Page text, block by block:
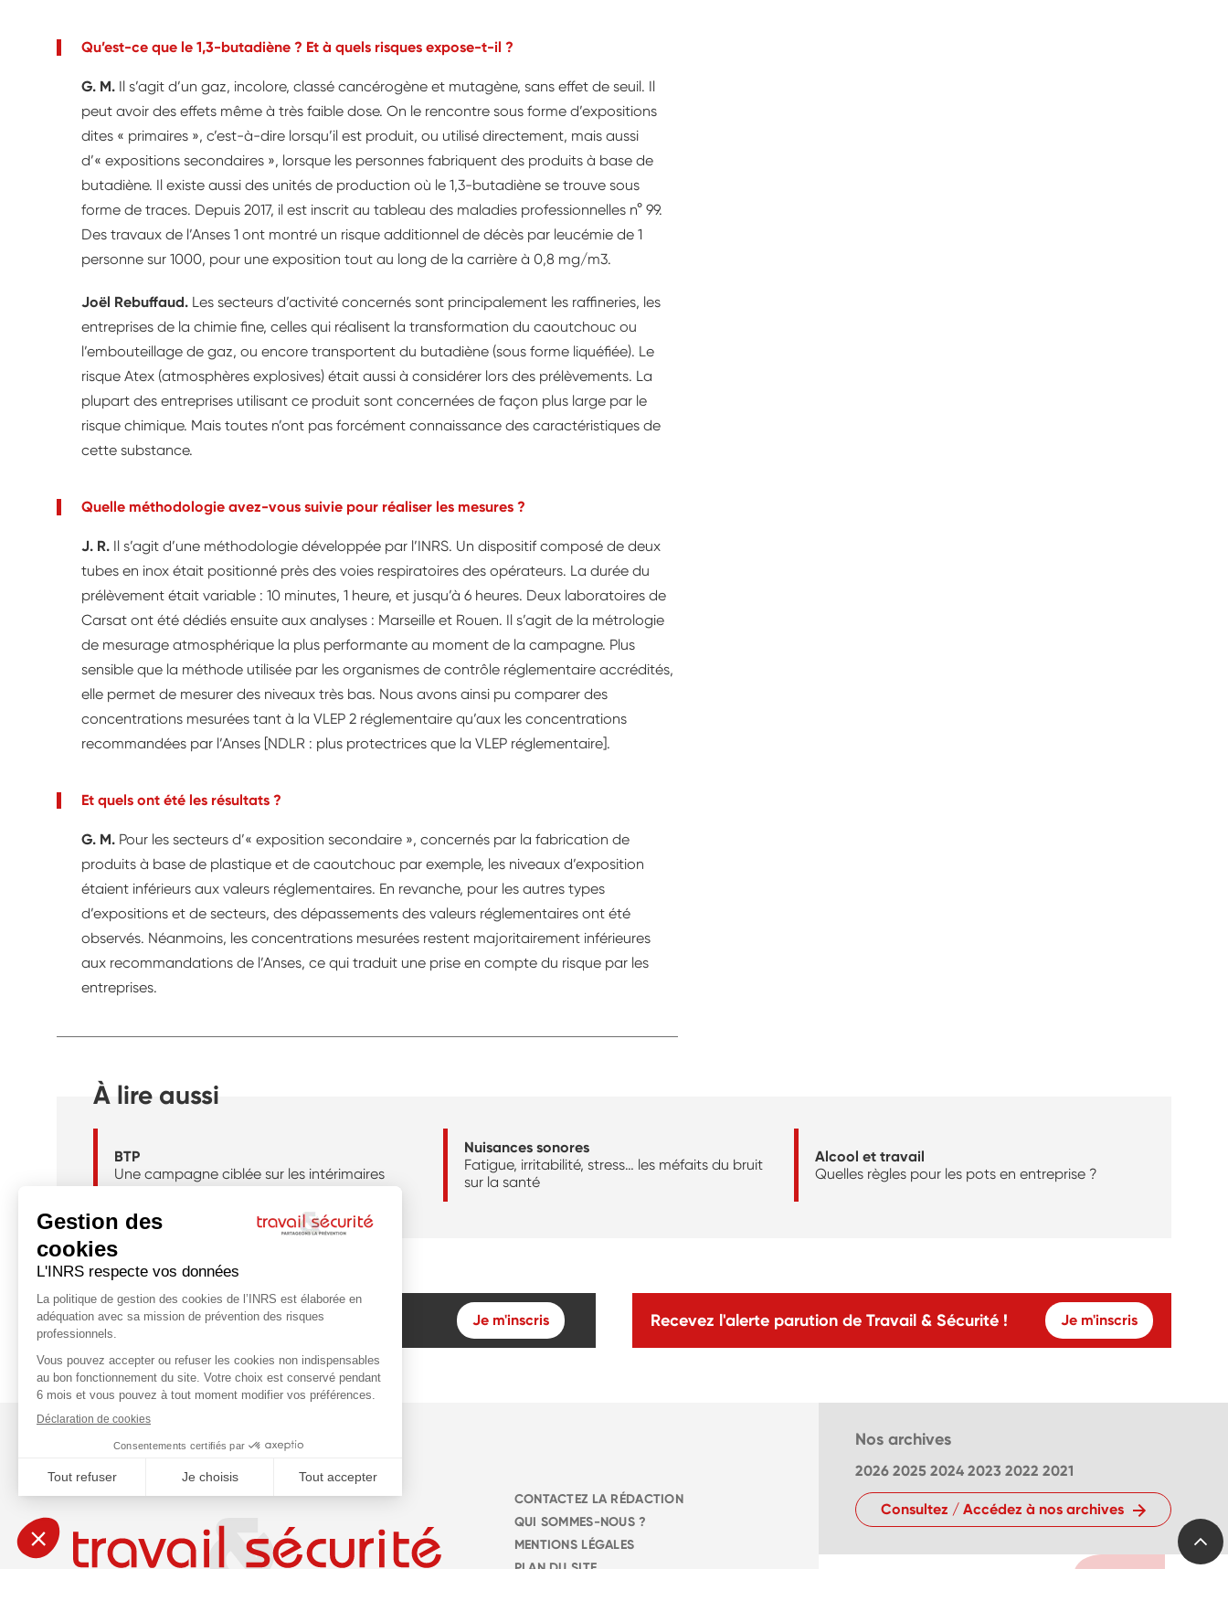
Qu’est-ce que le 1,3-butadiène ? Et à quels risques expose-t-il ?
G. M. Il s’agit d’un gaz, incolore, classé cancérogène et mutagène, sans effet de seuil. Il
peut avoir des effets même à très faible dose. On le rencontre sous forme d’expositions
dites « primaires », c’est-à-dire lorsqu’il est produit, ou utilisé directement, mais aussi
d’« expositions secondaires », lorsque les personnes fabriquent des produits à base de
butadiène. Il existe aussi des unités de production où le 1,3-butadiène se trouve sous
forme de traces. Depuis 2017, il est inscrit au tableau des maladies professionnelles n° 99.
Des travaux de l’Anses 1 ont montré un risque additionnel de décès par leucémie de 1
personne sur 1000, pour une exposition tout au long de la carrière à 0,8 mg/m3.
Joël Rebuffaud. Les secteurs d’activité concernés sont principalement les raffineries, les
entreprises de la chimie fine, celles qui réalisent la transformation du caoutchouc ou
l’embouteillage de gaz, ou encore transportent du butadiène (sous forme liquéfiée). Le
risque Atex (atmosphères explosives) était aussi à considérer lors des prélèvements. La
plupart des entreprises utilisant ce produit sont concernées de façon plus large par le
risque chimique. Mais toutes n’ont pas forcément connaissance des caractéristiques de
cette substance.
Quelle méthodologie avez-vous suivie pour réaliser les mesures ?
J. R. Il s’agit d’une méthodologie développée par l’INRS. Un dispositif composé de deux
tubes en inox était positionné près des voies respiratoires des opérateurs. La durée du
prélèvement était variable : 10 minutes, 1 heure, et jusqu’à 6 heures. Deux laboratoires de
Carsat ont été dédiés ensuite aux analyses : Marseille et Rouen. Il s’agit de la métrologie
de mesurage atmosphérique la plus performante au moment de la campagne. Plus
sensible que la méthode utilisée par les organismes de contrôle réglementaire accrédités,
elle permet de mesurer des niveaux très bas. Nous avons ainsi pu comparer des
concentrations mesurées tant à la VLEP 2 réglementaire qu’aux les concentrations
recommandées par l’Anses [NDLR : plus protectrices que la VLEP réglementaire].
Et quels ont été les résultats ?
G. M. Pour les secteurs d’« exposition secondaire », concernés par la fabrication de
produits à base de plastique et de caoutchouc par exemple, les niveaux d’exposition
étaient inférieurs aux valeurs réglementaires. En revanche, pour les autres types
d’expositions et de secteurs, des dépassements des valeurs réglementaires ont été
observés. Néanmoins, les concentrations mesurées restent majoritairement inférieures
aux recommandations de l’Anses, ce qui traduit une prise en compte du risque par les
entreprises.
À lire aussi
BTP
Une campagne ciblée sur les intérimaires
Nuisances sonores
Fatigue, irritabilité, stress… les méfaits du bruit
sur la santé
Alcool et travail
Quelles règles pour les pots en entreprise ?
Abonnez-vous à la newsletter de l'INRS ! Je m'inscris Recevez l'alerte parution de Travail & Sécurité ! Je m'inscris
CONTACTEZ LA RÉDACTION
QUI SOMMES-NOUS ?
MENTIONS LÉGALES
PLAN DU SITE
Nos archives
2026 2025 2024 2023 2022 2021
Consultez / Accédez à nos archives